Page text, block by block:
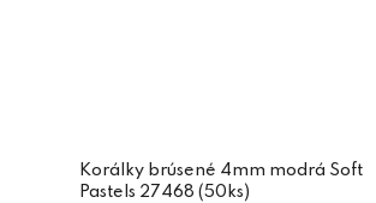
Korálky brúsené 4mm modrá Soft
Pastels 27468 (50ks)